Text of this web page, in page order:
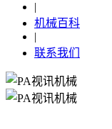
|
机械百科
|
联系我们